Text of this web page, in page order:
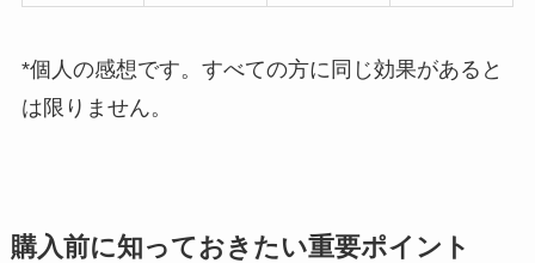
*個人の感想です。すべての方に同じ効果があると
は限りません。
購入前に知っておきたい重要ポイント